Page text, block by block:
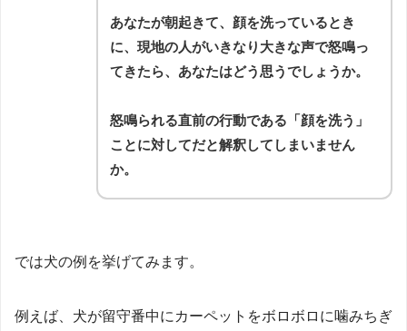
あなたが朝起きて、顔を洗っているとき
に、現地の人がいきなり大きな声で怒鳴っ
てきたら、あなたはどう思うでしょうか。
怒鳴られる直前の行動である「顔を洗う」
ことに対してだと解釈してしまいません
か。
では犬の例を挙げてみます。
例えば、犬が留守番中にカーペットをボロボロに噛みちぎ